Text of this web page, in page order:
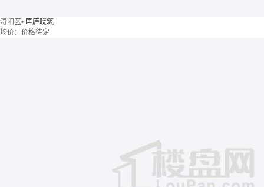
浔阳区• 匡庐晓筑
均价： 价格待定